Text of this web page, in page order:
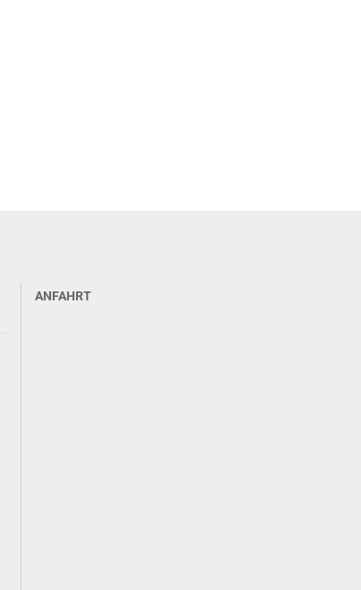
ANFAHRT